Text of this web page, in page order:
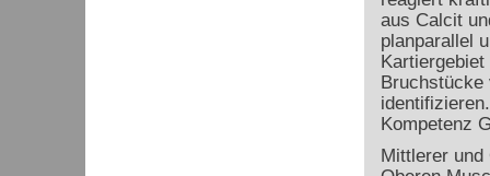
aus Calcit
planparallel
Bruchstücke
Kompetenz
Mittlerer und